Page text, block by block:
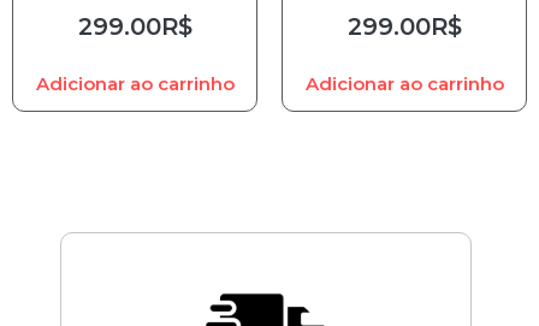
299.00R$
Adicionar ao carrinho
299.00R$
Adicionar ao carrinho